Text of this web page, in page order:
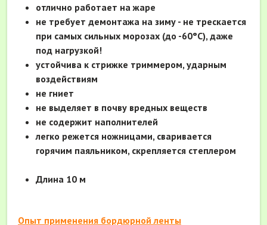
отлично работает на жаре
не требует демонтажа на зиму - не трескается
при самых сильных морозах (до -60°С), даже
под нагрузкой!
устойчива к стрижке триммером, ударным
воздействиям
не гниет
не выделяет в почву вредных веществ
не содержит наполнителей
легко режется ножницами, сваривается
горячим паяльником, скрепляется степлером
Длина 10 м
Опыт применения бордюрной ленты